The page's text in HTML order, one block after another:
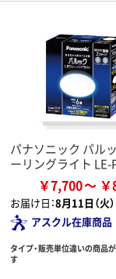
パナソニック パル
ーリングライト LE-
￥7,700
お届け日：8月11日（火）
アスクル在庫商品
タイプ・販売単位違いの商品が
す